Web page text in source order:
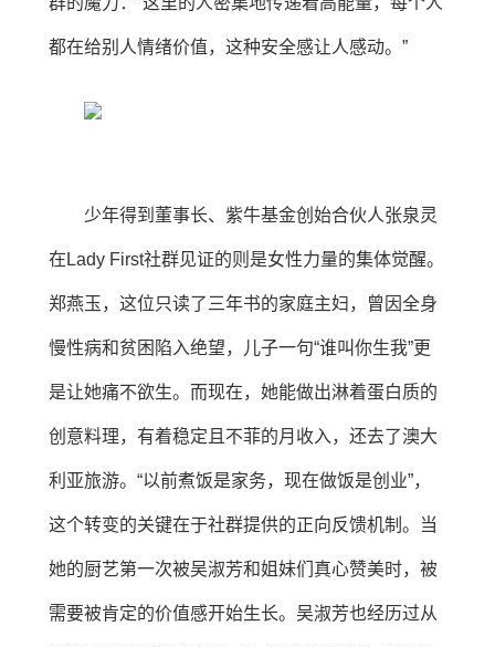
都在给别人情绪价值，这种安全感让人感动。”
少年得到董事长、紫牛基金创始合伙人张泉灵
在Lady First社群见证的则是女性力量的集体觉醒。
郑燕玉，这位只读了三年书的家庭主妇，曾因全身
慢性病和贫困陷入绝望，儿子一句“谁叫你生我”更
是让她痛不欲生。而现在，她能做出淋着蛋白质的
创意料理，有着稳定且不菲的月收入，还去了澳大
利亚旅游。“以前煮饭是家务，现在做饭是创业”，
这个转变的关键在于社群提供的正向反馈机制。当
她的厨艺第一次被吴淑芳和姐妹们真心赞美时，被
需要被肯定的价值感开始生长。吴淑芳也经历过从